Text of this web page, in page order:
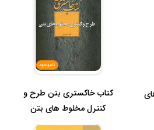
ناموجود
کتاب خاکستری بتن طرح و
کنترل مخلوط های بتن